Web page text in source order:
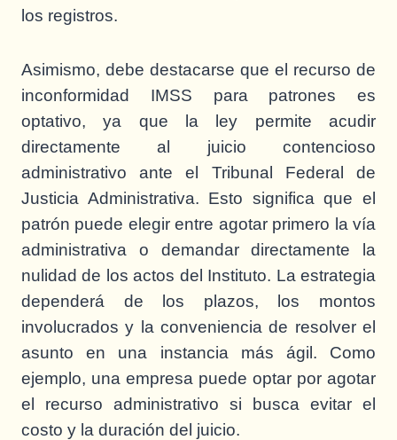
los registros.
Asimismo, debe destacarse que el recurso de
inconformidad IMSS para patrones es
optativo, ya que la ley permite acudir
directamente al juicio contencioso
administrativo ante el Tribunal Federal de
Justicia Administrativa. Esto significa que el
patrón puede elegir entre agotar primero la vía
administrativa o demandar directamente la
nulidad de los actos del Instituto. La estrategia
dependerá de los plazos, los montos
involucrados y la conveniencia de resolver el
asunto en una instancia más ágil. Como
ejemplo, una empresa puede optar por agotar
el recurso administrativo si busca evitar el
costo y la duración del juicio.